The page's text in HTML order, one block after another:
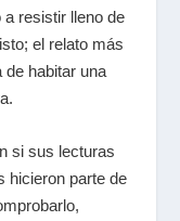
resistir lleno de
el relato más
de habitar una
si sus lecturas
hicieron parte de